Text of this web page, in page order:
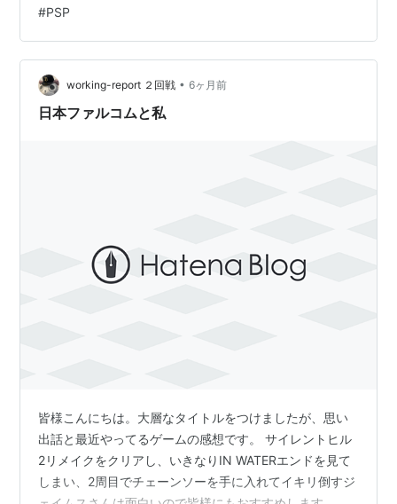
名な作品だった。もちろんファミコンにも移植されてい
るので、名前の知名度は当時からあり、自分がリアルタ
イムで見聞きした限りでは「知…
#PSP
working-report ２回戦 • 6ヶ月前
日本ファルコムと私
皆様こんにちは。大層なタイトルをつけましたが、思い
出話と最近やってるゲームの感想です。 サイレントヒル
2リメイクをクリアし、いきなりIN WATERエンドを見て
しまい、2周目でチェーンソーを手に入れてイキリ倒すジ